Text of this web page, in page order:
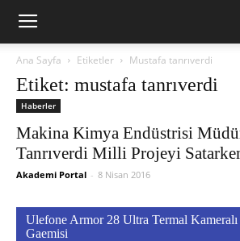
Ana Sayfa Etiketler Mustafa tanrıverdi
Etiket: mustafa tanrıverdi
Haberler
Makina Kimya Endüstrisi
Tanrıverdi Milli Projeyi
Akademi Portal - 8 Nisan 2016
Ulefone Armor 28 Ultra Termal
Gaemisi